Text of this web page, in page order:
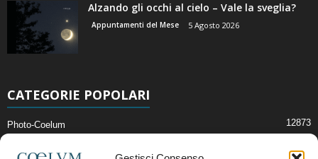
Alzando gli occhi al cielo – Vale la sveglia?
Appuntamenti del Mese 5 Agosto 2026
CATEGORIE POPOLARI
Photo-Coelum 12873